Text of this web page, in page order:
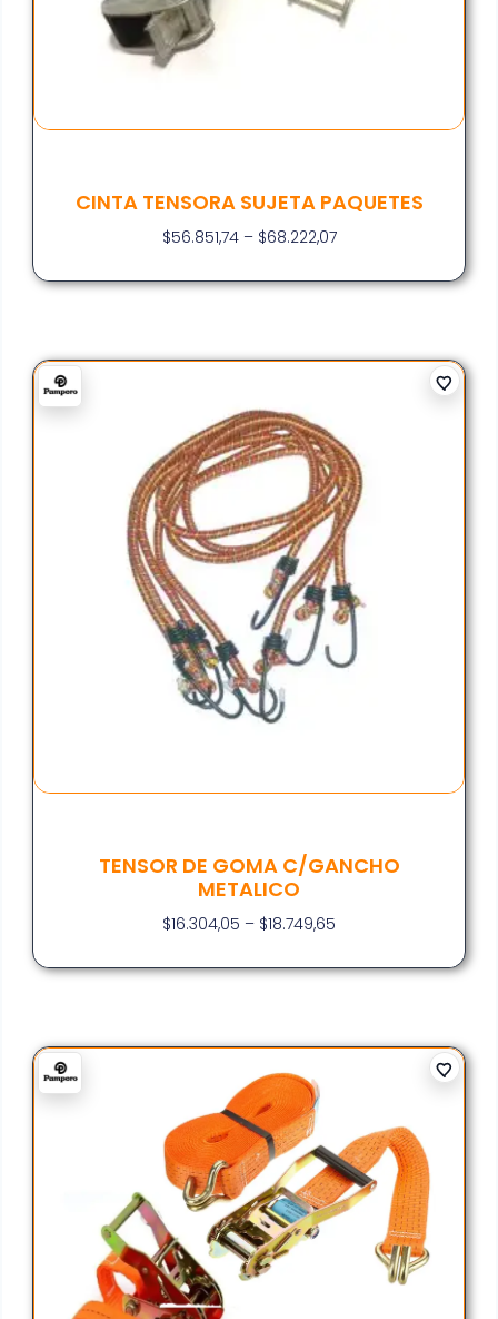
CINTA TENSORA SUJETA PAQUETES
$56.851,74 – $68.222,07
TENSOR DE GOMA C/GANCHO
METALICO
$16.304,05 – $18.749,65